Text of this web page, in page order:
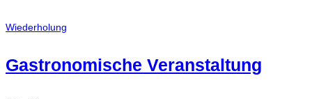
Wiederholung
Gastronomische Veranstaltung